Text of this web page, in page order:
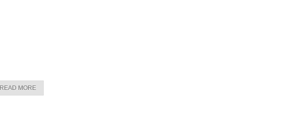
READ MORE